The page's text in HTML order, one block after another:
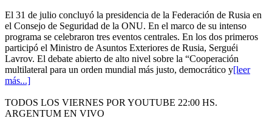
El 31 de julio concluyó la presidencia de la Federación de Rusia en
el Consejo de Seguridad de la ONU. En el marco de su intenso
programa se celebraron tres eventos centrales. En los dos primeros
participó el Ministro de Asuntos Exteriores de Rusia, Serguéi
Lavrov. El debate abierto de alto nivel sobre la “Cooperación
multilateral para un orden mundial más justo, democrático y[leer
más...]
TODOS LOS VIERNES POR YOUTUBE 22:00 HS.
ARGENTUM EN VIVO